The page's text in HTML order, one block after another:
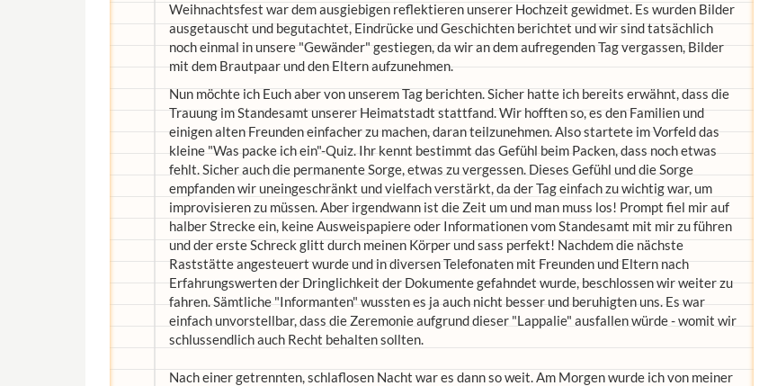
Weihnachtsfest war dem ausgiebigen reflektieren unserer Hochzeit gewidmet. Es wurden Bilder
ausgetauscht und begutachtet, Eindrücke und Geschichten berichtet und wir sind tatsächlich
noch einmal in unsere "Gewänder" gestiegen, da wir an dem aufregenden Tag vergassen, Bilder
mit dem Brautpaar und den Eltern aufzunehmen.
Nun möchte ich Euch aber von unserem Tag berichten. Sicher hatte ich bereits erwähnt, dass die
Trauung im Standesamt unserer Heimatstadt stattfand. Wir hofften so, es den Familien und
einigen alten Freunden einfacher zu machen, daran teilzunehmen. Also startete im Vorfeld das
kleine "Was packe ich ein"-Quiz. Ihr kennt bestimmt das Gefühl beim Packen, dass noch etwas
fehlt. Sicher auch die permanente Sorge, etwas zu vergessen. Dieses Gefühl und die Sorge
empfanden wir uneingeschränkt und vielfach verstärkt, da der Tag einfach zu wichtig war, um
improvisieren zu müssen. Aber irgendwann ist die Zeit um und man muss los! Prompt fiel mir auf
halber Strecke ein, keine Ausweispapiere oder Informationen vom Standesamt mit mir zu führen
und der erste Schreck glitt durch meinen Körper und sass perfekt! Nachdem die nächste
Raststätte angesteuert wurde und in diversen Telefonaten mit Freunden und Eltern nach
Erfahrungswerten der Dringlichkeit der Dokumente gefahndet wurde, beschlossen wir weiter zu
fahren. Sämtliche "Informanten" wussten es ja auch nicht besser und beruhigten uns. Es war
einfach unvorstellbar, dass die Zeremonie aufgrund dieser "Lappalie" ausfallen würde - womit wir
schlussendlich auch Recht behalten sollten.
Nach einer getrennten, schlaflosen Nacht war es dann so weit. Am Morgen wurde ich von meiner